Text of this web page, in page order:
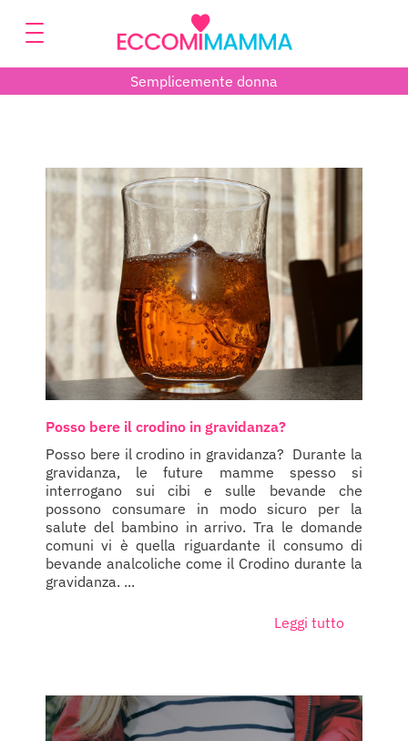
Semplicemente donna
Posso bere il crodino in gravidanza?
Posso bere il crodino in gravidanza? Durante la
gravidanza, le future mamme spesso si
interrogano sui cibi e sulle bevande che
possono consumare in modo sicuro per la
salute del bambino in arrivo. Tra le domande
comuni vi è quella riguardante il consumo di
bevande analcoliche come il Crodino durante la
gravidanza. ...
Leggi tutto